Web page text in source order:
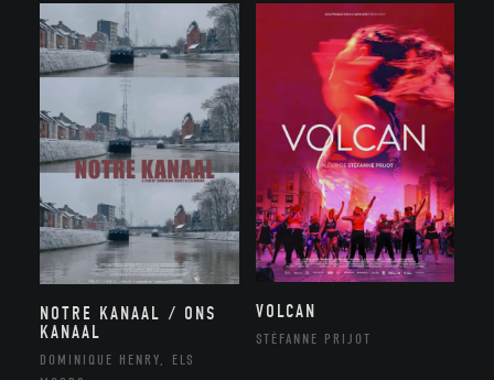
NOTRE KANAAL / ONS
KANAAL
DOMINIQUE HENRY, ELS
VOLCAN
STÉFANNE PRIJOT